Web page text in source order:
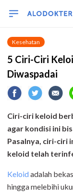
Kesehatan
5 Ciri-Ciri
Diwaspadai
Ciri-ciri keloid
agar kondisi ini
Pasalnya, ciri-ciri
keloid telah
Keloidadalah
hingga melebihi